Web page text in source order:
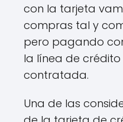
con la tarjeta
compras tal y
pero pagando
la línea de
contratada.
Una de las